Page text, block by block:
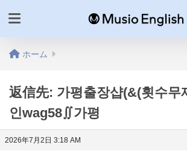
ホーム
返信先: 가평출장샵(&(횟수
인wag58∬가평
2026年7月2日 3:18 AM